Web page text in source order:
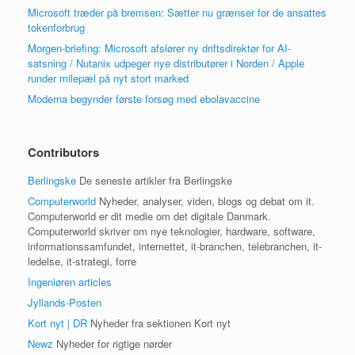
Microsoft træder på bremsen: Sætter nu grænser for de ansattes
tokenforbrug
Morgen-briefing: Microsoft afslører ny driftsdirektør for AI-
satsning / Nutanix udpeger nye distributører i Norden / Apple
runder milepæl på nyt stort marked
Moderna begynder første forsøg med ebolavaccine
Contributors
Berlingske De seneste artikler fra Berlingske
Computerworld Nyheder, analyser, viden, blogs og debat om it.
Computerworld er dit medie om det digitale Danmark.
Computerworld skriver om nye teknologier, hardware, software,
informationssamfundet, internettet, it-branchen, telebranchen, it-
ledelse, it-strategi, forre
Ingeniøren articles
Jyllands-Posten
Kort nyt | DR Nyheder fra sektionen Kort nyt
Newz Nyheder for rigtige nørder